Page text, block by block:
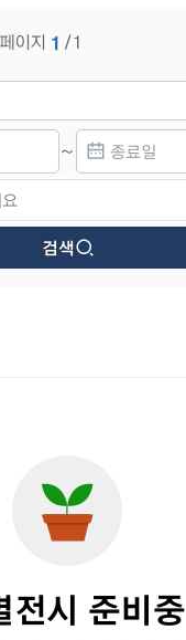
페이지 1 / 1
~
전시 준비중